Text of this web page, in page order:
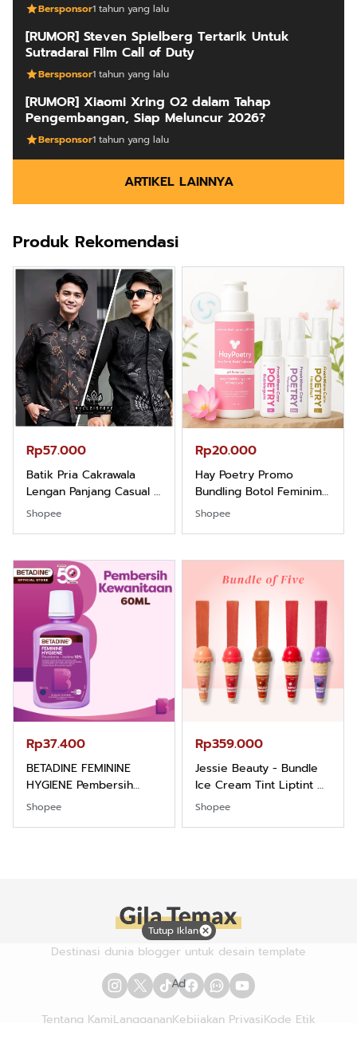
Bersponsor1 tahun yang lalu
[RUMOR] Steven Spielberg Tertarik Untuk
Sutradarai Film Call of Duty
Bersponsor1 tahun yang lalu
[RUMOR] Xiaomi Xring O2 dalam Tahap
Pengembangan, Siap Meluncur 2026?
Bersponsor1 tahun yang lalu
ARTIKEL LAINNYA
Produk Rekomendasi
Rp57.000
Batik Pria Cakrawala
Lengan Panjang Casual -
Kemeja Batik Pria
Dewasa Lengan Panjang
Nyaman Kemeja Kerja
Santai Slimfit Formal
Shopee
Rp20.000
Hay Poetry Promo
Bundling Botol Feminim
Care Perawatan
Keputihan Kewanitaan
Balance dan Aroma
Bubbelgum Vanilla &
Shopee
Rp37.400
BETADINE FEMININE
HYGIENE Pembersih
Kewanitaan 60ml
Shopee
Rp359.000
Jessie Beauty - Bundle
Ice Cream Tint Liptint All
Variant
Shopee
Tutup Iklan
Ad
Destinasi dunia blogger untuk desain template
Tentang KamiLanggananKebijakan PrivasiKode Etik